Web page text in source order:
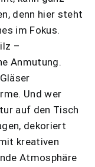
denn hier steht
im Fokus.
–
Anmutung.
Und wer
auf den Tisch
dekoriert
kreativen
Atmosphäre